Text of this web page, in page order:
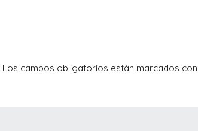
Los campos obligatorios están marcados